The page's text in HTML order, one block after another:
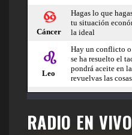
RADIO EN VIVO